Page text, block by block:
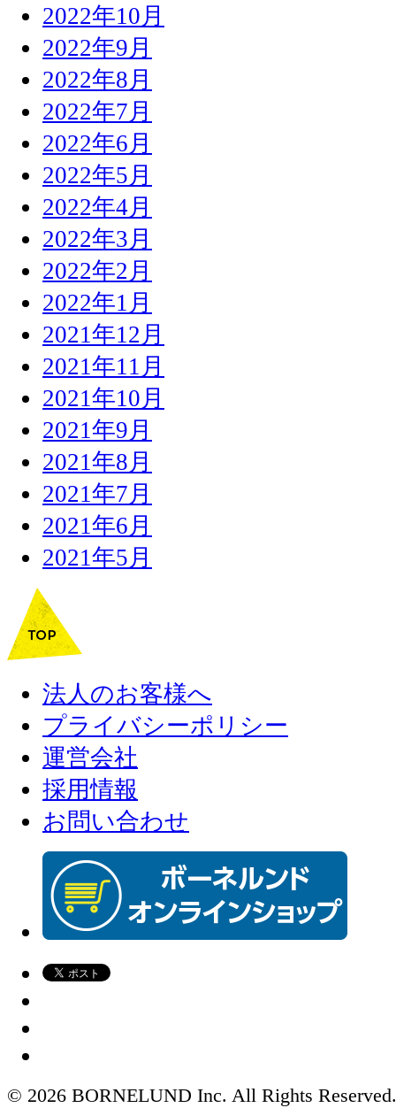
2022年10月
2022年9月
2022年8月
2022年7月
2022年6月
2022年5月
2022年4月
2022年3月
2022年2月
2022年1月
2021年12月
2021年11月
2021年10月
2021年9月
2021年8月
2021年7月
2021年6月
2021年5月
法人のお客様へ
プライバシーポリシー
運営会社
採用情報
お問い合わせ
© 2026 BORNELUND Inc. All Rights Reserved.